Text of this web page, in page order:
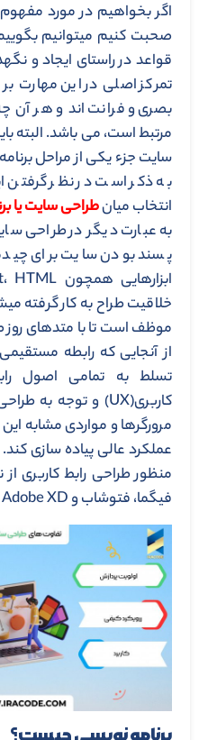
اگر بخواهیم در مورد
صحبت کنیم میتوانیم
قواعد در راستای ایجاد و
تمرکز اصلی در این مهارت
بصری و فرانت اند و هر آن
مرتبط است، می باشد. البته
سایت جزء یکی از مراحل
به ذکر است در نظر گرفتن
انتخاب میانطراحی سایت یا
به عبارت دیگر در طراحی
پسند بودن سایت برای
خلاقیت طراح به کار گرفته
موظف است تا با متدهای روز
از آنجایی که رابطه
کاربری(UX) و توجه به طراحی
مرورگرها و مواردی مشابه
عملکرد عالی پیاده سازی
منظور طراحی رابط کاربری از
فیگما، فتوشاب و Adobe XD استفاده می شود.
برنامه نویسی چیست؟